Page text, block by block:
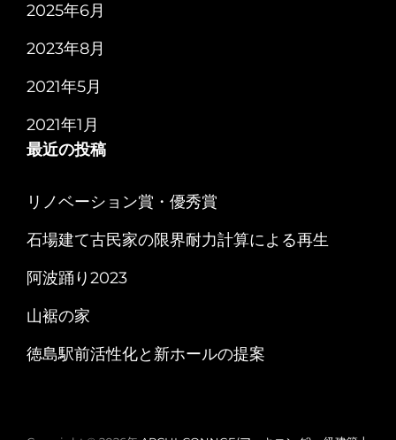
2025年6月
2023年8月
2021年5月
2021年1月
最近の投稿
リノベーション賞・優秀賞
石場建て古民家の限界耐力計算による再生
阿波踊り2023
山裾の家
徳島駅前活性化と新ホールの提案